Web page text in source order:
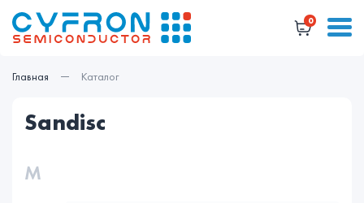
0
Главная Каталог
sandisc
М